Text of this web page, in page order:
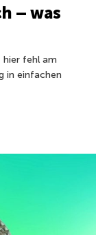
– was
hier fehl am
in einfachen